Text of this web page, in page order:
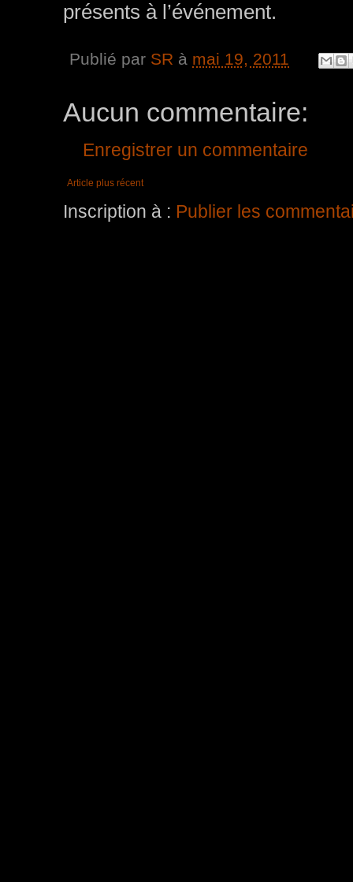
présents à l’événement.
Publié par SR à mai 19, 2011
Aucun commentaire:
Enregistrer un commentaire
Article plus récent
Inscription à : Publier les